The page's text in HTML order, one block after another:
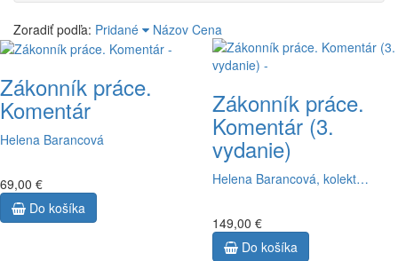
Zoradiť podľa: Pridané Názov Cena
Zákonník práce.
Komentár
Helena Barancová
69,00 €
Do košíka
Zákonník práce.
Komentár (3.
vydanie)
Helena Barancová, kolekt…
149,00 €
Do košíka